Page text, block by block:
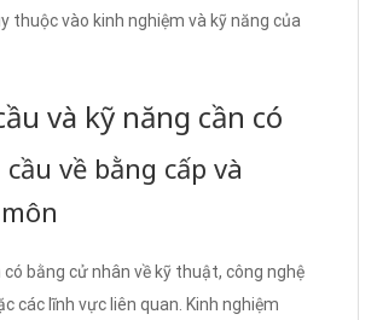
thuộc vào kinh nghiệm và kỹ năng của
và kỹ năng cần có
cầu về bằng cấp và
có bằng cử nhân về kỹ thuật, công nghệ
các lĩnh vực liên quan. Kinh nghiệm